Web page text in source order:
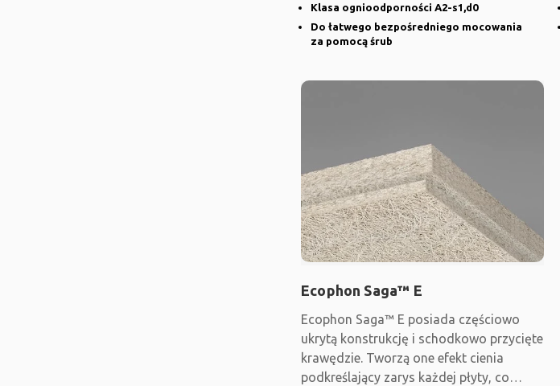
Klasa ognioodporności A2-s1,d0
Do łatwego bezpośredniego mocowania
za pomocą śrub
Ecophon Saga™ E
Ecophon Saga™ E posiada częściowo
ukrytą konstrukcję i schodkowo przycięte
krawędzie. Tworzą one efekt cienia
podkreślający zarys każdej płyty, co